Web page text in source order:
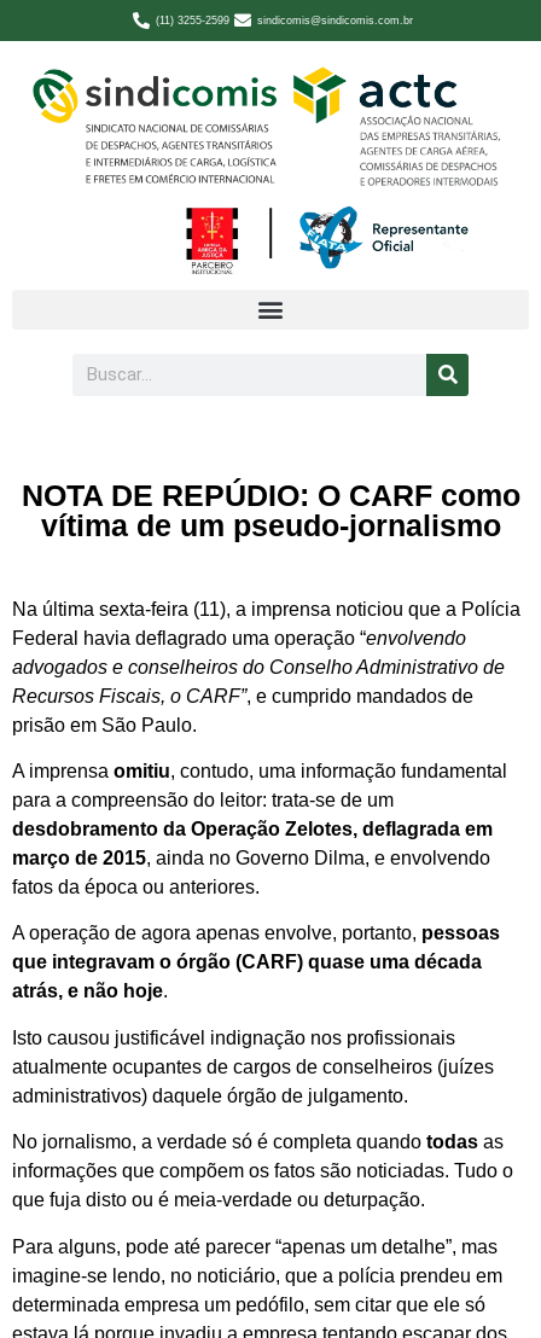
(11) 3255-2599 sindicomis@sindicomis.com.br
NOTA DE REPÚDIO: O CARF como
vítima de um pseudo-jornalismo
Na última sexta-feira (11), a imprensa noticiou que a Polícia
Federal havia deflagrado uma operação “envolvendo
advogados e conselheiros do Conselho Administrativo de
Recursos Fiscais, o CARF”, e cumprido mandados de
prisão em São Paulo.
A imprensa omitiu, contudo, uma informação fundamental
para a compreensão do leitor: trata-se de um
desdobramento da Operação Zelotes, deflagrada em
março de 2015, ainda no Governo Dilma, e envolvendo
fatos da época ou anteriores.
A operação de agora apenas envolve, portanto, pessoas
que integravam o órgão (CARF) quase uma década
atrás, e não hoje.
Isto causou justificável indignação nos profissionais
atualmente ocupantes de cargos de conselheiros (juízes
administrativos) daquele órgão de julgamento.
No jornalismo, a verdade só é completa quando todas as
informações que compõem os fatos são noticiadas. Tudo o
que fuja disto ou é meia-verdade ou deturpação.
Para alguns, pode até parecer “apenas um detalhe”, mas
imagine-se lendo, no noticiário, que a polícia prendeu em
determinada empresa um pedófilo, sem citar que ele só
estava lá porque invadiu a empresa tentando escapar dos